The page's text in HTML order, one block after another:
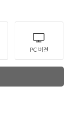
PC 버젼